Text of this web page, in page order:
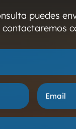
puedes